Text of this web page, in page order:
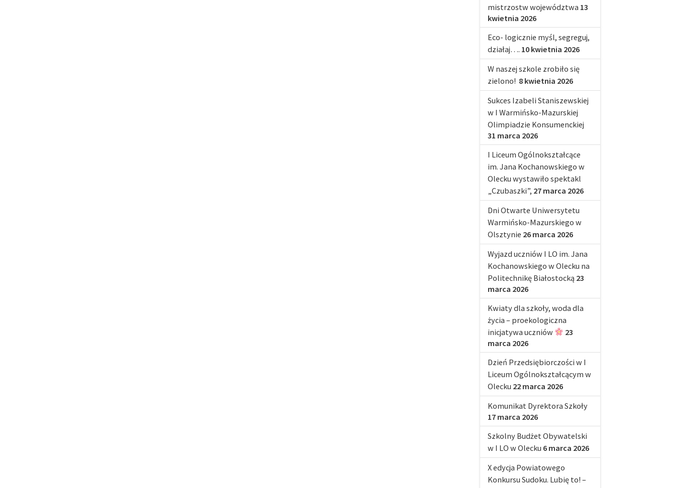
mistrzostw województwa 13
kwietnia 2026
Eco- logicznie myśl, segreguj,
działaj…. 10 kwietnia 2026
W naszej szkole zrobiło się
zielono! 8 kwietnia 2026
Sukces Izabeli Staniszewskiej
w I Warmińsko-Mazurskiej
Olimpiadzie Konsumenckiej
31 marca 2026
I Liceum Ogólnokształcące
im. Jana Kochanowskiego w
Olecku wystawiło spektakl
„Czubaszki”, 27 marca 2026
Dni Otwarte Uniwersytetu
Warmińsko-Mazurskiego w
Olsztynie 26 marca 2026
Wyjazd uczniów I LO im. Jana
Kochanowskiego w Olecku na
Politechnikę Białostocką 23
marca 2026
Kwiaty dla szkoły, woda dla
życia – proekologiczna
inicjatywa uczniów
23
marca 2026
Dzień Przedsiębiorczości w I
Liceum Ogólnokształcącym w
Olecku 22 marca 2026
Komunikat Dyrektora Szkoły
17 marca 2026
Szkolny Budżet Obywatelski
w I LO w Olecku 6 marca 2026
X edycja Powiatowego
Konkursu Sudoku. Lubię to! –